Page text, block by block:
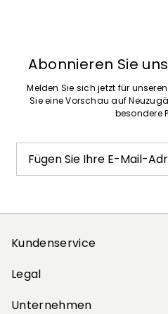
Abonnieren Sie
Melden Sie sich jetzt für
Sie eine Vorschau auf
besondere
Fügen Sie Ihre E-Mail-
Kundenservice
Legal
Unternehmen